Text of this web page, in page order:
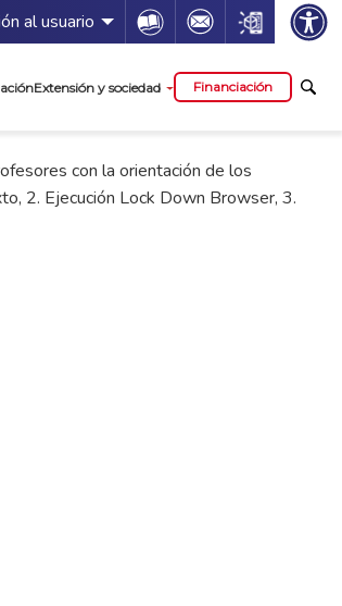
al usuario Icon Icon Icon
Extensión y sociedad Financiación
con la orientación de los
2. Ejecución Lock Down Browser, 3.